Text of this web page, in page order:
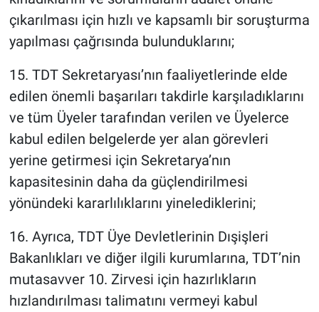
çıkarılması için hızlı ve kapsamlı bir soruşturma
yapılması çağrısında bulunduklarını;
15. TDT Sekretaryası’nın faaliyetlerinde elde
edilen önemli başarıları takdirle karşıladıklarını
ve tüm Üyeler tarafından verilen ve Üyelerce
kabul edilen belgelerde yer alan görevleri
yerine getirmesi için Sekretarya’nın
kapasitesinin daha da güçlendirilmesi
yönündeki kararlılıklarını yinelediklerini;
16. Ayrıca, TDT Üye Devletlerinin Dışişleri
Bakanlıkları ve diğer ilgili kurumlarına, TDT’nin
mutasavver 10. Zirvesi için hazırlıkların
hızlandırılması talimatını vermeyi kabul